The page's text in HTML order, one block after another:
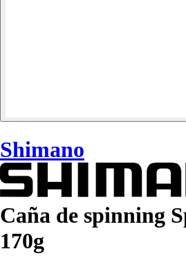
Shimano
Caña de spinning
170g